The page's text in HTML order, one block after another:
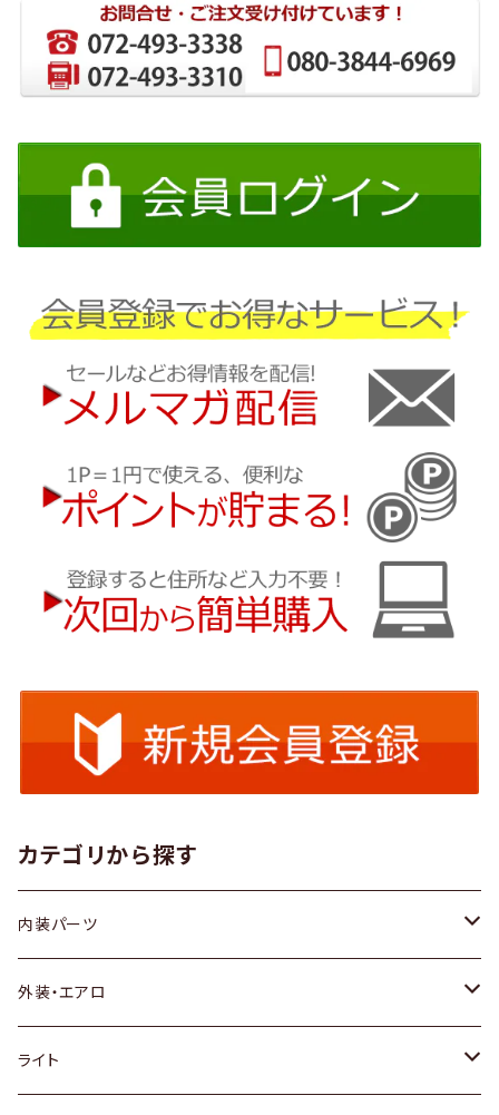
カテゴリから探す
内装パーツ
トヨタ
ホンダ
外装・エアロ
トヨタ
ライト